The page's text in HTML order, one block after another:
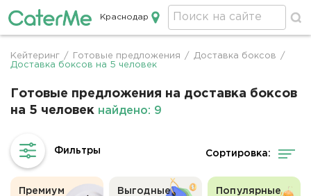
Кейтеринг в Краснодаре
Краснодар
Строка
Кейтеринг / Готовые предложения / Доставка боксов
/
Доставка боксов на 5 человек
Готовые предложения на доставка боксов
на 5 человек найдено: 9
Сортировка:
Премиум
Выгодные
Популярные